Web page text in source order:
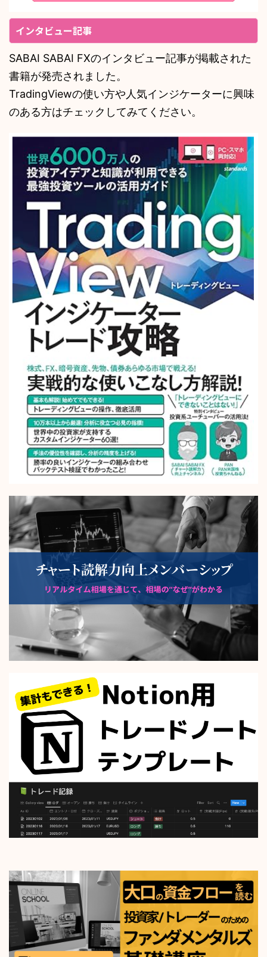
インタビュー記事
SABAI SABAI FXのインタビュー記事が掲載された
書籍が発売されました。
TradingViewの使い方や人気インジケーターに興味
のある方はチェックしてみてください。